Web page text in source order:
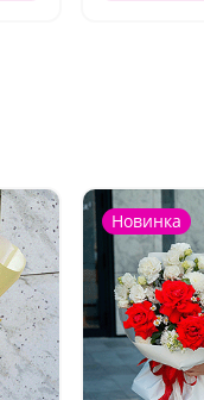
Новинка